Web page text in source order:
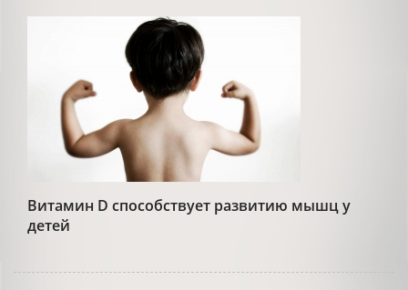
Витамин D способствует развитию мышц у
детей